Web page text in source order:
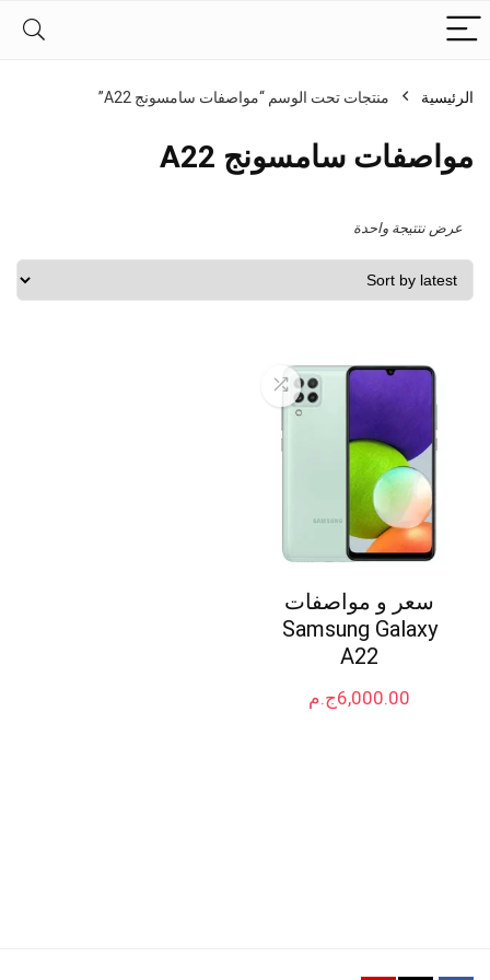
الرئيسية منتجات تحت الوسم “مواصفات سامسونج A22”
مواصفات سامسونج A22
عرض نتتيجة واحدة
سعر و مواصفات
Samsung Galaxy
A22
ج.م6,000.00